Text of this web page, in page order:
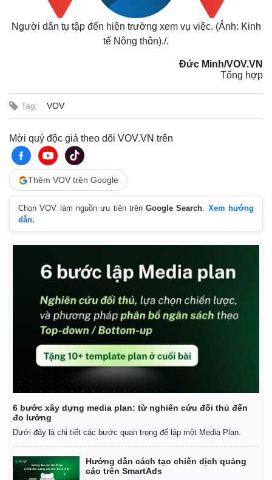
Người dân tụ tập đến hiện trường xem vụ việc. (Ảnh: Kinh
tế Nông thôn)./.
Đức Minh/VOV.VN
Tổng hợp
Tag: VOV
Mời quý độc giả theo dõi VOV.VN trên
Thêm VOV trên Google
Chọn VOV làm nguồn ưu tiên trênGoogle Search. Xem hướng
dẫn.
6 bước xây dựng media plan: từ nghiên cứu đối thủ đến
đo lường
Dưới đây là chi tiết các bước quan trọng để lập một Media Plan.
Hướng dẫn cách tạo chiến dịch quảng
cáo trên SmartAds